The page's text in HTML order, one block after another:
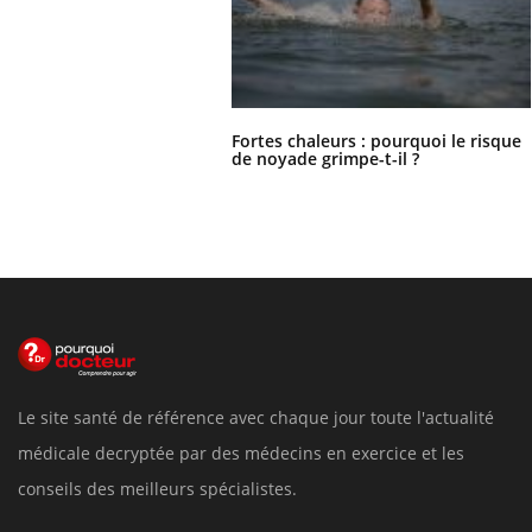
Fortes chaleurs : pourquoi le risque
de noyade grimpe-t-il ?
Le site santé de référence avec chaque jour toute l'actualité
médicale decryptée par des médecins en exercice et les
conseils des meilleurs spécialistes.